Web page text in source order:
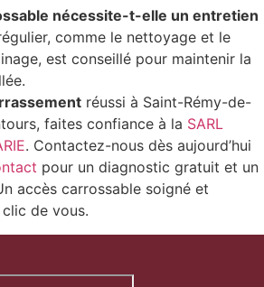
nécessite-t-elle un entretien
comme le nettoyage et le
est conseillé pour maintenir la
réussi à Saint-Rémy-de-
faites confiance à la SARL
. Contactez-nous dès aujourd’hui
pour un diagnostic gratuit et un
accès carrossable soigné et
clic de vous.